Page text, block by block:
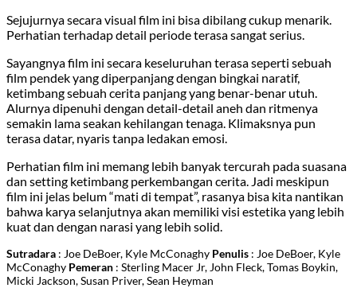
Sejujurnya secara visual film ini bisa dibilang cukup menarik.
Perhatian terhadap detail periode terasa sangat serius.
Sayangnya film ini secara keseluruhan terasa seperti sebuah
film pendek yang diperpanjang dengan bingkai naratif,
ketimbang sebuah cerita panjang yang benar-benar utuh.
Alurnya dipenuhi dengan detail-detail aneh dan ritmenya
semakin lama seakan kehilangan tenaga. Klimaksnya pun
terasa datar, nyaris tanpa ledakan emosi.
Perhatian film ini memang lebih banyak tercurah pada suasana
dan setting ketimbang perkembangan cerita. Jadi meskipun
film ini jelas belum “mati di tempat”, rasanya bisa kita nantikan
bahwa karya selanjutnya akan memiliki visi estetika yang lebih
kuat dan dengan narasi yang lebih solid.
Sutradara : Joe DeBoer, Kyle McConaghy Penulis : Joe DeBoer, Kyle
McConaghy Pemeran : Sterling Macer Jr, John Fleck, Tomas Boykin,
Micki Jackson, Susan Priver, Sean Heyman